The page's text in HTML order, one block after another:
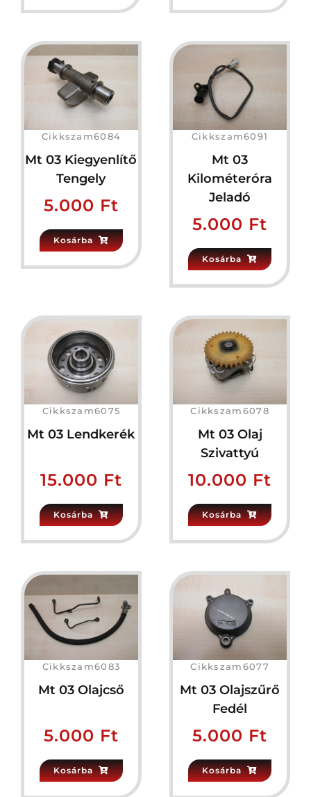
Cikkszam6084
Mt 03 Kiegyenlítő
Tengely
5.000 Ft
Kosárba
Cikkszam6091
Mt 03
Kilométeróra
Jeladó
5.000 Ft
Kosárba
Cikkszam6075
Mt 03 Lendkerék
15.000 Ft
Kosárba
Cikkszam6078
Mt 03 Olaj
Szivattyú
10.000 Ft
Kosárba
Cikkszam6083
Mt 03 Olajcső
5.000 Ft
Kosárba
Cikkszam6077
Mt 03 Olajszűrő
Fedél
5.000 Ft
Kosárba